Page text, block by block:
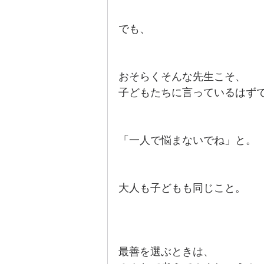
でも、
おそらくそんな先生こそ、
子どもたちに言っているはず
「一人で悩まないでね」と。
大人も子どもも同じこと。
最善を選ぶときは、